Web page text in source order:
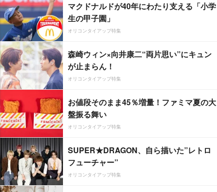
マクドナルドが40年にわたり支える「小学
生の甲子園」
オリコンタイアップ特集
森崎ウィン×向井康二“両片思い”にキュン
が止まらん！
オリコンタイアップ特集
お値段そのまま45％増量！ファミマ夏の大
盤振る舞い
オリコンタイアップ特集
SUPER★DRAGON、自ら描いた”レトロ
フューチャー”
オリコンタイアップ特集